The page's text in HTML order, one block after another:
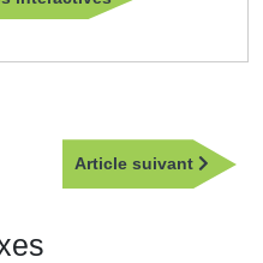
Article suivant
Article